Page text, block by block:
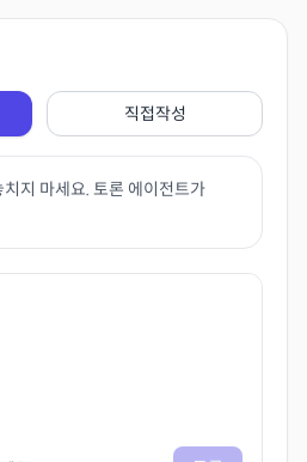
직접작성
지 마세요. 토론 에이전트가